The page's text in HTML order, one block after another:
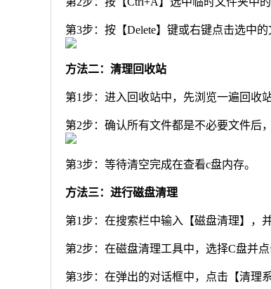
第3步：按【Delete】键或右键点击选中
方法二：清理回收站
第1步：进入回收站中，先浏览一遍回收
第2步：确认所有文件都是不必要文件后
第3步：等待清空完成在查看c盘内存。
方法三：进行磁盘清理
第1步：在搜索栏中输入【磁盘清理】，
第2步：在磁盘清理工具中，选择C盘并
第3步：在弹出的对话框中，点击【清理